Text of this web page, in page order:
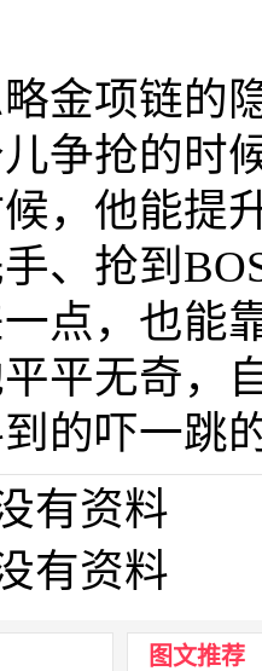
金项链的
争抢的时
，他能提
、抢到
点，也能
平无奇，
的吓一跳
有资料
有资料
图文推荐